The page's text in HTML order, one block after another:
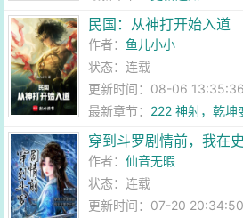
民国：从神打开始入道
作者： 鱼儿小小
状态：连载
更新时间：08-06 13:35:36
最新章节： 222 神射，乾坤
穿到斗罗剧情前，我在
作者：仙音无暇
状态：连载
更新时间：07-20 20:34:50